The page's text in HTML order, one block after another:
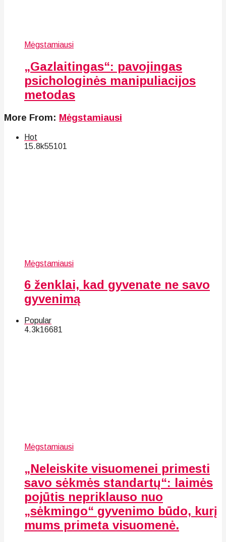
Mėgstamiausi
„Gazlaitingas“: pavojingas
psichologinės manipuliacijos
metodas
More From: Mėgstamiausi
Hot
15.8k55101
Mėgstamiausi
6 ženklai, kad gyvenate ne savo
gyvenimą
Popular
4.3k16681
Mėgstamiausi
„Neleiskite visuomenei primesti
savo sėkmės standartų“: laimės
pojūtis nepriklauso nuo
„sėkmingo“ gyvenimo būdo, kurį
mums primeta visuomenė.